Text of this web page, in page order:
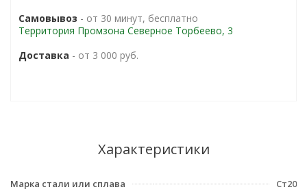
Самовывоз - от 30 минут, бесплатно
Территория Промзона Северное Торбеево, 3
Доставка - от 3 000 руб.
Характеристики
Марка стали или сплава
Ст20